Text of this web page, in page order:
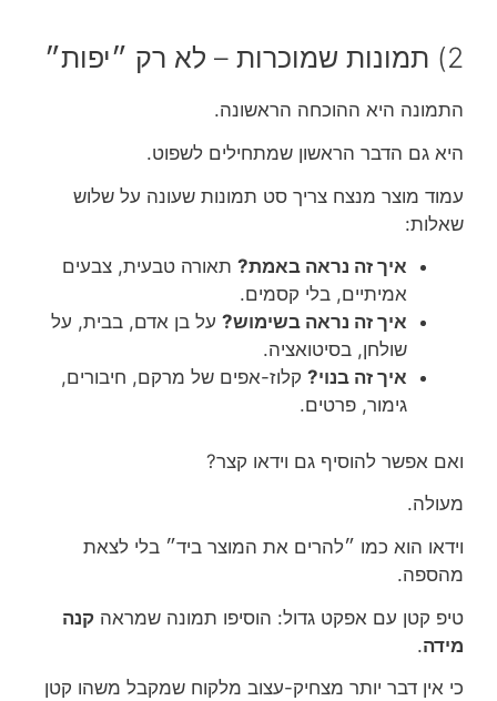
2) תמונות שמוכרות – לא רק ״יפות״
התמונה היא ההוכחה הראשונה.
היא גם הדבר הראשון שמתחילים לשפוט.
עמוד מוצר מנצח צריך סט תמונות שעונה על שלוש
שאלות:
איך זה נראה באמת? תאורה טבעית, צבעים
אמיתיים, בלי קסמים.
איך זה נראה בשימוש? על בן אדם, בבית, על
שולחן, בסיטואציה.
איך זה בנוי? קלוז-אפים של מרקם, חיבורים,
גימור, פרטים.
ואם אפשר להוסיף גם וידאו קצר?
מעולה.
וידאו הוא כמו ״להרים את המוצר ביד״ בלי לצאת
מהספה.
טיפ קטן עם אפקט גדול: הוסיפו תמונה שמראה קנה
מידה.
כי אין דבר יותר מצחיק-עצוב מלקוח שמקבל משהו קטן